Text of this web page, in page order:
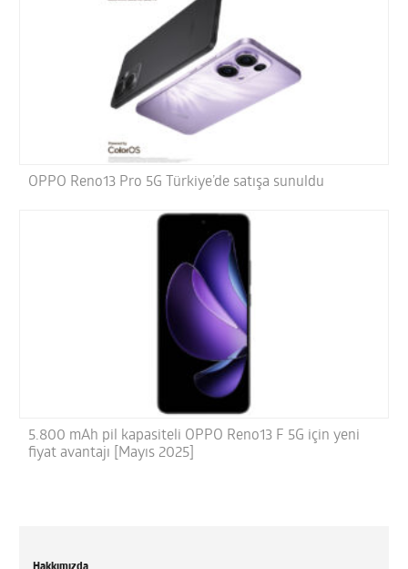
OPPO Reno13 Pro 5G Türkiye’de satışa sunuldu
5.800 mAh pil kapasiteli OPPO Reno13 F 5G için yeni
fiyat avantajı [Mayıs 2025]